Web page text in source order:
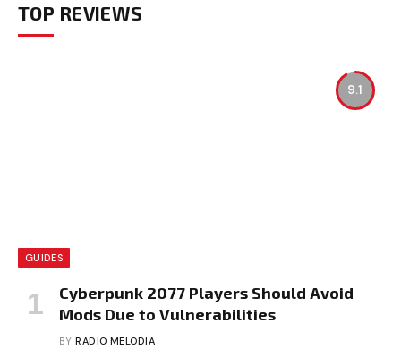
TOP REVIEWS
9.1
GUIDES
Cyberpunk 2077 Players Should Avoid
Mods Due to Vulnerabilities
BY RADIO MELODIA